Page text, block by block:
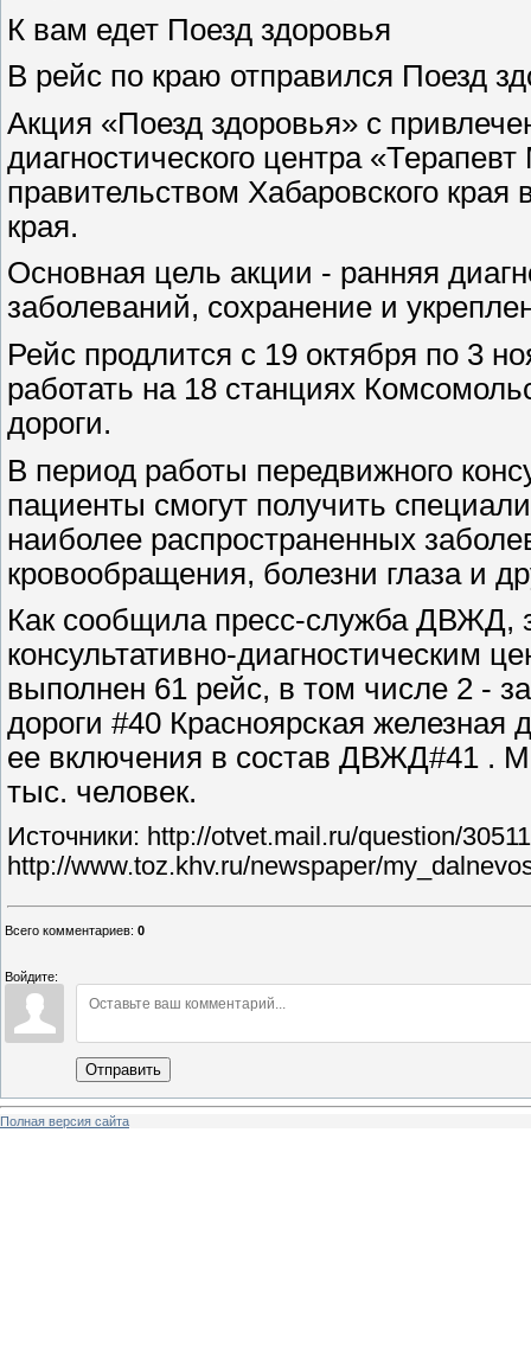
К вам едет Поезд здоровья
В рейс по краю отправился Поезд
Акция «Поезд здоровья» с
диагнос­тического центра
правительством Хабаровского
края.
Основная цель акции - ранняя
заболеваний, сохранение и
Рейс продлится с 19 октября по 3
работать на 18 станциях
дороги.
В период работы передвижного
пациенты смогут получить
наиболее распространенных
кровообращения, болезни глаза и
Как сообщила пресс-служба ДВЖД,
консультативно-диагнос­тичес­ким
выполнен 61 рейс, в том числе 2 -
дороги #40 Красноярская железная
ее включения в состав ДВЖД#41 .
тыс. человек.
Источники: http://otvet.mail.ru/question/
http://www.toz.khv.ru/newspaper/
Всего комментариев: 0
Войдите:
Отправить
Полная версия сайта